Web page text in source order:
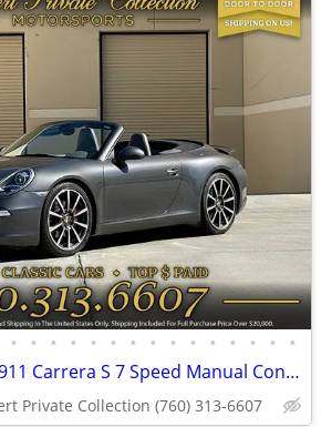
• • • • • • • • • • • • • • •
This 2013 Porsche 911 Carrera S 7 Speed Manual Convertible is simply E
Private Collection (760) 313-6607